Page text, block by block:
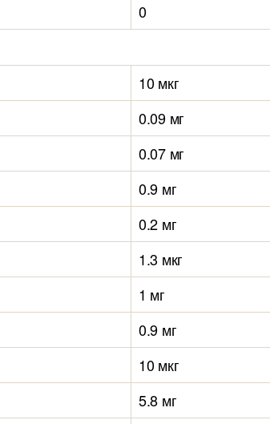
0
10 мкг
0.09 мг
0.07 мг
0.9 мг
0.2 мг
1.3 мкг
1 мг
0.9 мг
10 мкг
5.8 мг